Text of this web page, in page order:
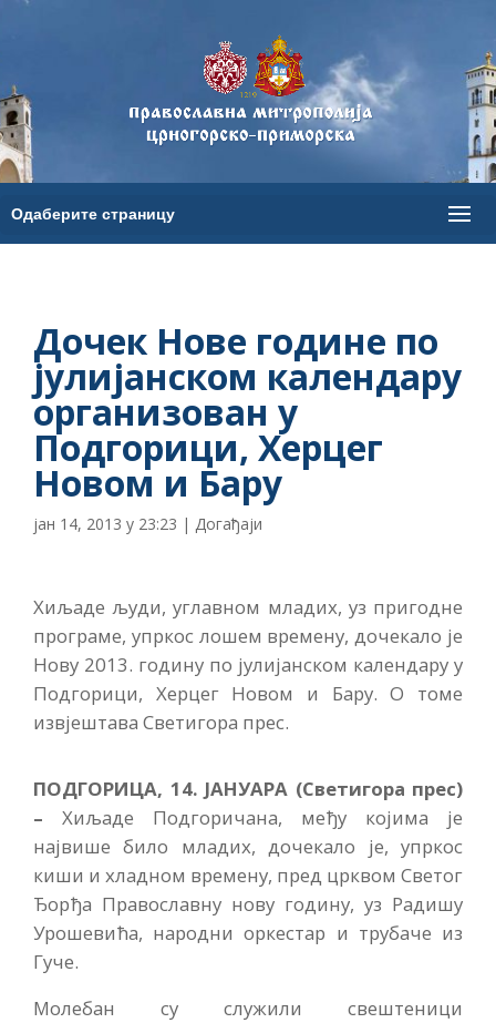
Дочек Нове године по
јулијанском календару
организован у
Подгорици, Херцег
Новом и Бару
јан 14, 2013 у 23:23 | Догађаји
Хиљаде људи, углавном младих, уз пригодне
програме, упркос лошем времену, дочекало је
Нову 2013. годину по јулијанском календару у
Подгорици, Херцег Новом и Бару. О томе
извјештава Светигора прес.
ПОДГОРИЦА, 14. ЈАНУАРА (Светигора прес)
– Хиљаде Подгоричана, међу којима је
највише било младих, дочекало је, упркос
киши и хладном времену, пред црквом Светог
Ђорђа Православну нову годину, уз Радишу
Урошевића, народни оркестар и трубаче из
Гуче.
Молебан су служили свештеници